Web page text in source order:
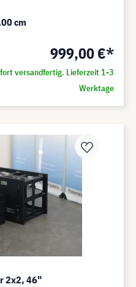
cm
999,00 €*
versandfertig. Lieferzeit 1-3
Werktage
2x2, 46"